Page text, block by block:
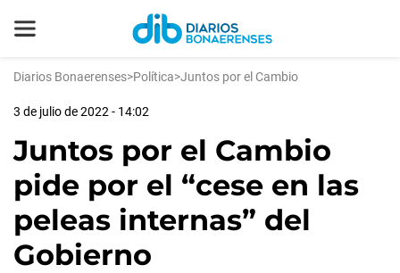
Diarios Bonaerenses>Política>Juntos por el Cambio
3 de julio de 2022 - 14:02
Juntos por el Cambio
pide por el “cese en las
peleas internas” del
Gobierno